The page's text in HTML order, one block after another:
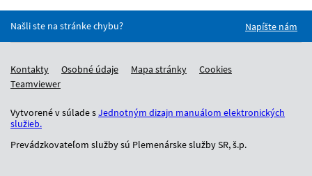
Našli ste na stránke chybu? Napíšte nám
Kontakty Osobné údaje Mapa stránky
Cookies
Teamviewer
Vytvorené v súlade sJednotným dizajn manuálom elektronických
služieb.
Prevádzkovateľom služby sú Plemenárske služby SR, š.p.